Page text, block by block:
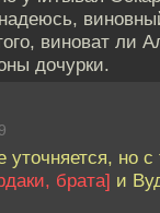
виноват ли
дочурки.
уточняется, но с
брата] и